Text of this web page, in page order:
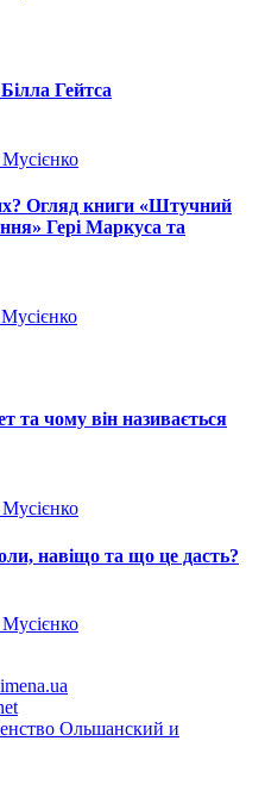
Гейтса
Огляд книги «Штучний
Гері Маркуса та
та чому він називається
навіщо та що це даcть?